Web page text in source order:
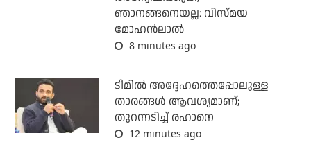
ഞാനങ്ങനെയല്ല: വിസ്മയ
മോഹന്‍ലാല്‍
8 minutes ago
ടീമില്‍ അദ്ദേഹത്തെപ്പോലുള്ള
താരങ്ങള്‍ ആവശ്യമാണ്;
തുറന്നടിച്ച് രഹാനെ
12 minutes ago